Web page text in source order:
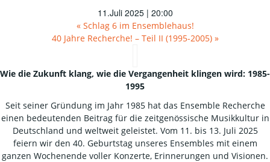
11.Juli 2025 | 20:00
«Schlag 6 im Ensemblehaus!
40 Jahre Recherche! – Teil II (1995-2005) »
Wie die Zukunft klang, wie die Vergangenheit klingen wird: 1985-
1995
Seit seiner Gründung im Jahr 1985 hat das Ensemble Recherche
einen bedeutenden Beitrag für die zeitgenössische Musikkultur in
Deutschland und weltweit geleistet. Vom 11. bis 13. Juli 2025
feiern wir den 40. Geburtstag unseres Ensembles mit einem
ganzen Wochenende voller Konzerte, Erinnerungen und Visionen.